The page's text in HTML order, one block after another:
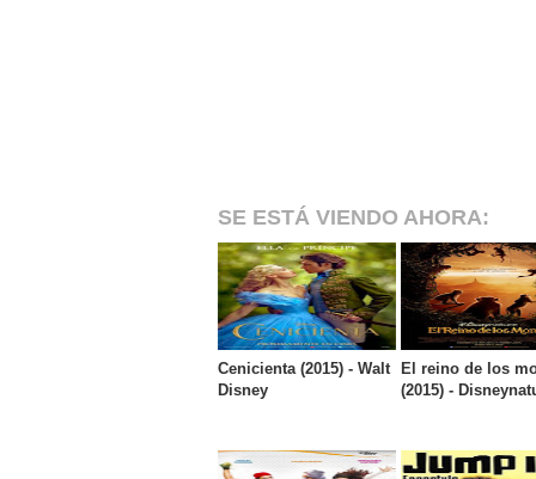
SE ESTÁ VIENDO AHORA:
Cenicienta (2015) - Walt
Disney
El reino de los
(2015) -